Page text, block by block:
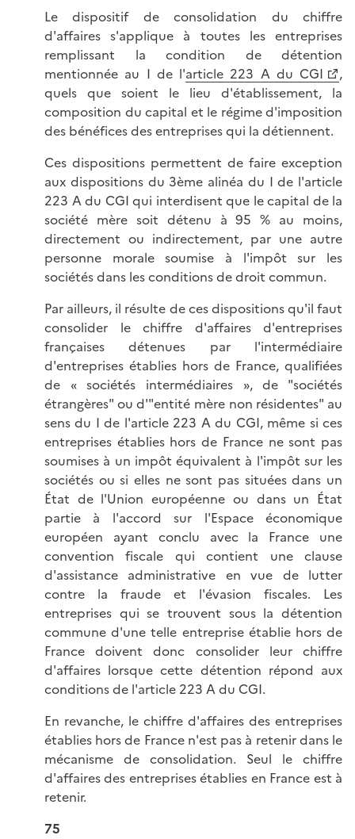
Le dispositif de consolidation du chiffre
d'affaires s'applique à toutes les entreprises
remplissant la condition de détention
mentionnée au I de l'article 223 A du CGI
,
quels que soient le lieu d'établissement, la
composition du capital et le régime d'imposition
des bénéfices des entreprises qui la détiennent.
Ces dispositions permettent de faire exception
aux dispositions du 3ème alinéa du I de l'article
223 A du CGI qui interdisent que le capital de la
société mère soit détenu à 95 % au moins,
directement ou indirectement, par une autre
personne morale soumise à l'impôt sur les
sociétés dans les conditions de droit commun.
Par ailleurs, il résulte de ces dispositions qu'il faut
consolider le chiffre d'affaires d'entreprises
françaises détenues par l'intermédiaire
d'entreprises établies hors de France, qualifiées
de « sociétés intermédiaires », de "sociétés
étrangères" ou d'"entité mère non résidentes" au
sens du I de l'article 223 A du CGI, même si ces
entreprises établies hors de France ne sont pas
soumises à un impôt équivalent à l'impôt sur les
sociétés ou si elles ne sont pas situées dans un
État de l'Union européenne ou dans un État
partie à l'accord sur l'Espace économique
européen ayant conclu avec la France une
convention fiscale qui contient une clause
d'assistance administrative en vue de lutter
contre la fraude et l'évasion fiscales. Les
entreprises qui se trouvent sous la détention
commune d'une telle entreprise établie hors de
France doivent donc consolider leur chiffre
d'affaires lorsque cette détention répond aux
conditions de l'article 223 A du CGI.
En revanche, le chiffre d'affaires des entreprises
établies hors de France n'est pas à retenir dans le
mécanisme de consolidation. Seul le chiffre
d'affaires des entreprises établies en France est à
retenir.
75